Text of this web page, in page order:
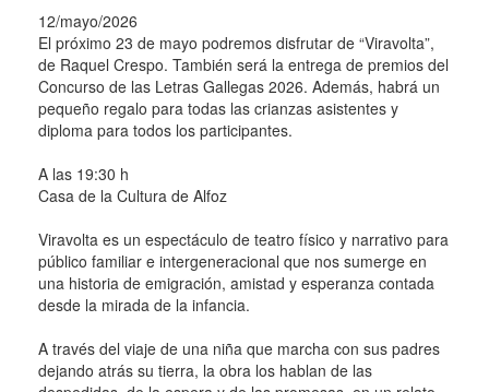
12/mayo/2026
El próximo 23 de mayo podremos disfrutar de “Viravolta”,
de Raquel Crespo. También será la entrega de premios del
Concurso de las Letras Gallegas 2026. Además, habrá un
pequeño regalo para todas las crianzas asistentes y
diploma para todos los participantes.
A las 19:30 h
Casa de la Cultura de Alfoz
Viravolta es un espectáculo de teatro físico y narrativo para
público familiar e intergeneracional que nos sumerge en
una historia de emigración, amistad y esperanza contada
desde la mirada de la infancia.
A través del viaje de una niña que marcha con sus padres
dejando atrás su tierra, la obra los hablan de las